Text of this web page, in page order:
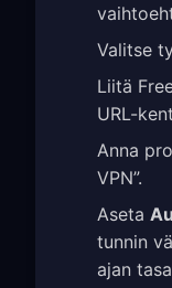
Valitse
Liitä
URL-
Anna
VPN”.
Aseta
tunnin
ajan